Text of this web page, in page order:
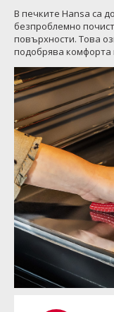
В печките Hansa са
безпроблемно
повърхности. Това
подобрява комфорта